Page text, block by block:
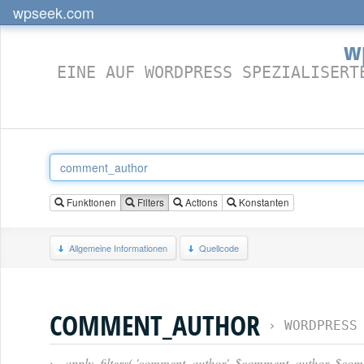
wpseek.com
EINE AUF WORDPRESS
Funktionen Filters Actions Konstanten
Allgemeine Informationen Quellcode
COMMENT_AUTHOR ›